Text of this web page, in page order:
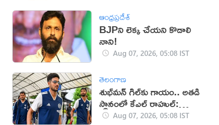
ఆంధ్రప్రదేశ్
BJPని లెక్క చేయని కొడాలి
నాని!
Aug 07, 2026, 05:08 IST
తెలంగాణ
శుభ్‌మన్‌ గిల్‌కు గాయం.. అతడి
స్థానంలో కేఎల్ రాహుల్:
బీసీసీఐAug 07, 2026, 05:08 IST